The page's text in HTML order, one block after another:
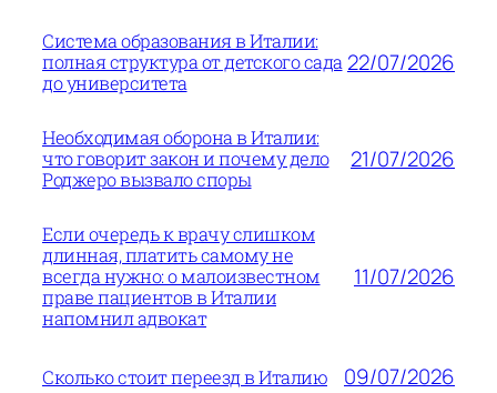
Система образования в Италии:
полная структура от детского сада
до университета
22/07/2026
Необходимая оборона в Италии:
что говорит закон и почему дело
Роджеро вызвало споры
21/07/2026
Если очередь к врачу слишком
длинная, платить самому не
всегда нужно: о малоизвестном
праве пациентов в Италии
напомнил адвокат
11/07/2026
Сколько стоит переезд в Италию 09/07/2026